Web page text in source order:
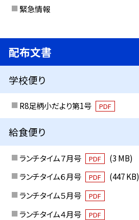
緊急情報
配布文書
学校便り
R8足柄小だより第1号 PDF
給食便り
ランチタイム７月号 PDF
(3 MB)
ランチタイム６月号
PDF
(447 KB)
ランチタイム５月号
PDF
ランチタイム４月号 PDF